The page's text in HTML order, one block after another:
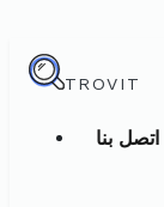
TROVIT